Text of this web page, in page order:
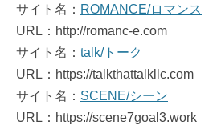
サイト名： ROMANCE/ロマンス
URL：http://romanc-e.com
サイト名： talk/トーク
URL：https://talkthattalkllc.com
サイト名： SCENE/シーン
URL：https://scene7goal3.work